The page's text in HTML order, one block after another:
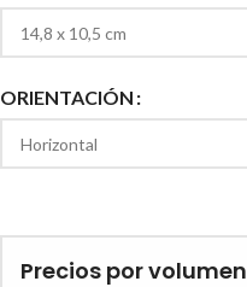
ORIENTACIÓN
Precios por volumen